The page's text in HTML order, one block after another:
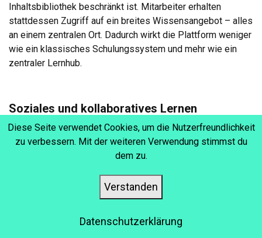
Inhaltsbibliothek beschränkt ist. Mitarbeiter erhalten
stattdessen Zugriff auf ein breites Wissensangebot – alles
an einem zentralen Ort. Dadurch wirkt die Plattform weniger
wie ein klassisches Schulungssystem und mehr wie ein
zentraler Lernhub.
Soziales und kollaboratives Lernen
Eine weitere wichtige Funktion einer Learning Experience
Platform ist der Fokus auf soziales Lernen. Menschen
lernen besser, wenn sie sich austauschen, Inhalte teilen und
Unternehmenskontext bietet dafür häufig verschiedene
Austausch von Inhalten zwischen Kollegen
Diese Seite verwendet Cookies, um die Nutzerfreundlichkeit
zu verbessern. Mit der weiteren Verwendung stimmst du
dem zu.
Verstanden
Datenschutzerklärung